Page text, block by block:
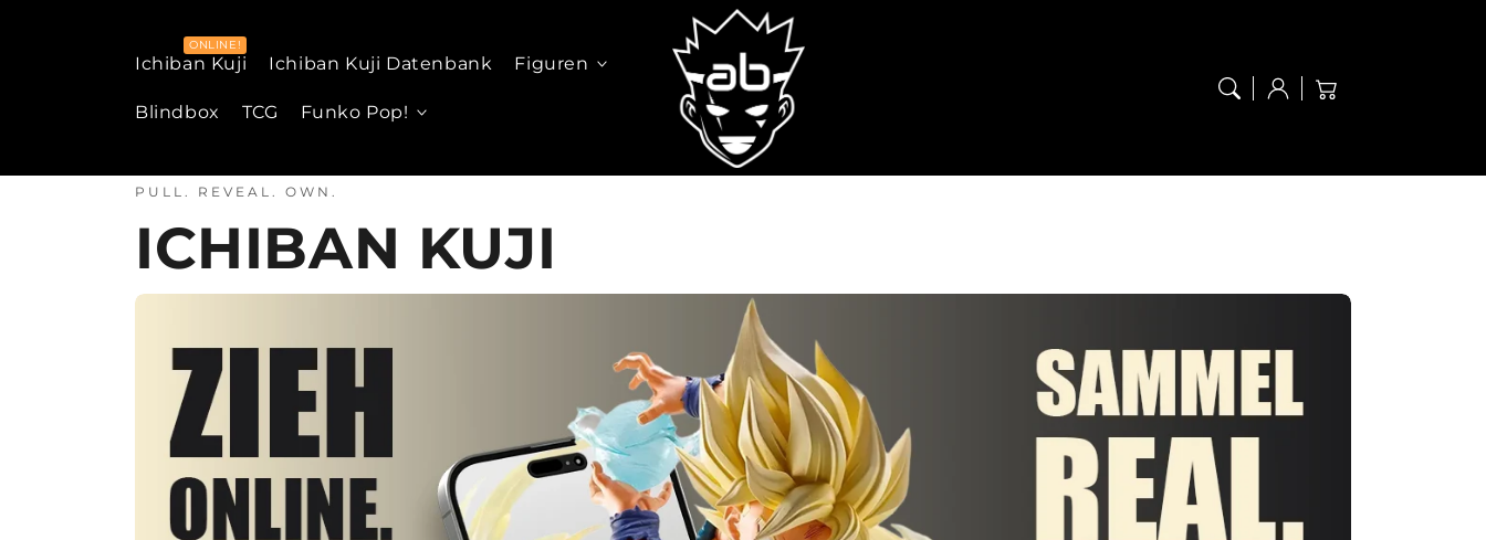
Ichiban Kuji
Ichiban Kuji Datenbank Figuren
Blindbox TCG Funko Pop!
Anmelden
Warenkorb
PULL. REVEAL. OWN.
ICHIBAN KUJI